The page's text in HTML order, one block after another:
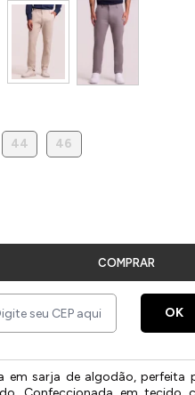
44 46
COMPRAR
OK
em sarja de algodão,